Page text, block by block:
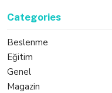
Categories
Beslenme
Eğitim
Genel
Magazin